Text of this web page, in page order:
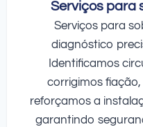
Serviços para
Serviços para
diagnóstico
Identificamos
corrigimos
reforçamos a
garantindo